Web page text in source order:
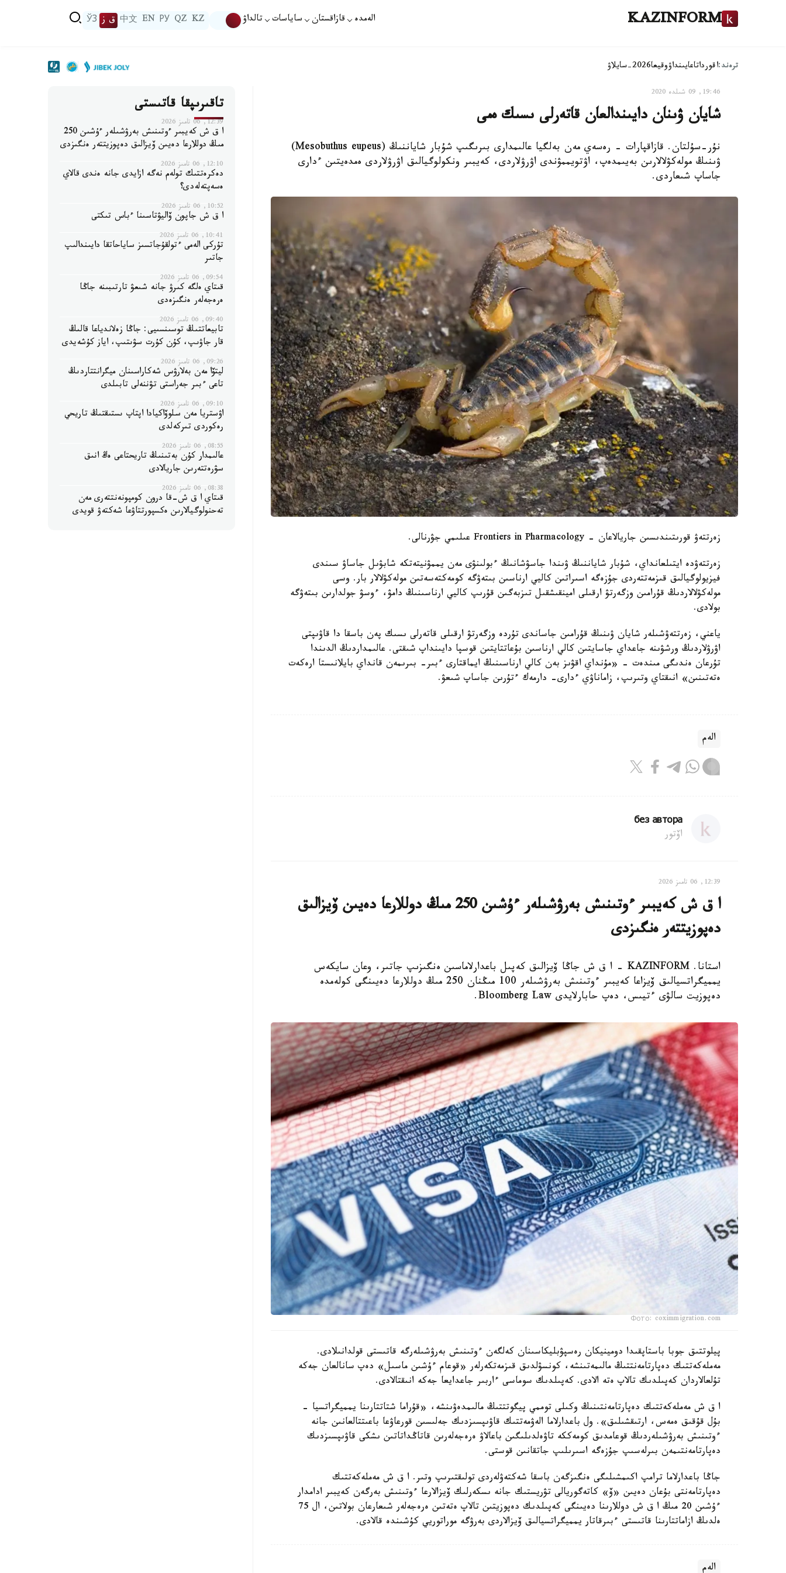
KAZINFORM الەمدە قازاقستان ساياسات تالداۋ KZ
QZ
РУ
EN
中文 ق ز ЎЗ
ترەند:اقورداتاعايىنداۋوقيعا2026-سايلاۋ
19:46, 09 شىلدە 2020
شايان ۋىنان دايىندالعان قاتەرلى ىسىك ەمى
نۇر-سۇلتان. قازاقپارات - رەسەي مەن بەلگيا عالىمدارى بىرىگىپ شۇبار شاياننىڭ (Mesobuthus eupeus)
ۋىنىڭ مولەكۋلالارىن بەيىمدەپ، اۋتويممۋندى اۋرۋلاردى، كەيبىر ونكولوگيالىق اۋرۋلاردى ەمدەيتىن ءدارى
جاساپ شىعاردى.
زەرتتەۋ قورىتىندىسىن جاريالاعان - Frontiers in Pharmacology عىلىمي جۋرنالى.
زەرتتەۋدە ايتىلعانداي، شۇبار شاياننىڭ ۋىندا جاسۋشانىڭ ءبولىنۋى مەن يممۋنيتەتكە شابۋىل جاساۋ سىندى
فيزيولوگيالىق قىزمەتتەردى جۇزەگە اسىراتىن كاليي ارناسىن بىتەۋگە كومەكتەسەتىن مولەكۋلالار بار. وسى
مولەكۋلالاردىڭ قۇرامىن وزگەرتۋ ارقىلى امينقىشقىل تىزبەگىن قۇرىپ كاليي ارناسىنىڭ دامۋ، ءوسۋ جولدارىن بىتەۋگە
بولادى.
ياعني، زەرتتەۋشىلەر شايان ۋىنىڭ قۇرامىن جاساندى تۇردە وزگەرتۋ ارقىلى قاتەرلى ىسىك پەن باسقا دا قاۋىپتى
اۋرۋلاردىڭ ورشۋىنە جاعداي جاسايتىن كالي ارناسىن بۇعاتتايتىن قوسپا دايىنداپ شىقتى. عالىمداردىڭ الدىندا
تۇرعان ەندىگى مىندەت - «مۇنداي اقۋىز بەن كالي ارناسىنىڭ ايماقتارى ءبىر- بىرىمەن قانداي بايلانىستا ارەكەت
ەتەتىنىن» انىقتاي وتىرىپ، زاماناۋي ءدارى- دارمەك ءتۇرىن جاساپ شىعۋ.
الەم
без автора
اۆتور
12:39, 06 تامىز 2026
ا ق ش كەيبىر ءوتىنىش بەرۋشىلەر ءۇشىن 250 مىڭ دوللارعا دەيىن ۆيزالىق
دەپوزيتتەر ەنگىزدى
استانا. KAZINFORM – ا ق ش جاڭا ۆيزالىق كەپىل باعدارلاماسىن ەنگىزىپ جاتىر، وعان سايكەس
يمميگراتسيالىق ۆيزاعا كەيبىر ءوتىنىش بەرۋشىلەر 100 مىڭنان 250 مىڭ دوللارعا دەيىنگى كولەمدە
دەپوزيت سالۋى ءتيىس، دەپ حابارلايدى Bloomberg Law.
Фото: coximmigration.com
پيلوتتىق جوبا باستاپقىدا دومينيكان رەسپۋبليكاسىنان كەلگەن ءوتىنىش بەرۋشىلەرگە قاتىستى قولدانىلادى.
مەملەكەتتىك دەپارتامەنتتىڭ مالىمەتىنشە، كونسۋلدىق قىزمەتكەرلەر «قوعام ءۇشىن ماسىل» دەپ سانالعان جەكە
تۇلعالاردان كەپىلدىك تالاپ ەتە الادى. كەپىلدىك سوماسى ءاربىر جاعدايعا جەكە انىقتالادى.
ا ق ش مەملەكەتتىك دەپارتامەنتىنىڭ وكىلى توممي پيگوتتتىڭ مالىمدەۋىنشە، «قۇراما شتاتتارىنا يمميگراتسيا -
بۇل قۇقىق ەمەس، ارتىقشىلىق». ول باعدارلاما الەۋمەتتىك قاۋىپسىزدىك جەلىسىن قورعاۋعا باعىتتالعانىن جانە
ءوتىنىش بەرۋشىلەردىڭ قوعامدىق كومەككە تاۋەلدىلىگىن باعالاۋ ەرەجەلەرىن قاتاڭداتاتىن ىشكى قاۋىپسىزدىك
دەپارتامەنتىمەن بىرلەسىپ جۇزەگە اسىرىلىپ جاتقانىن قوستى.
جاڭا باعدارلاما ترامپ اكىمشىلىگى ەنگىزگەن باسقا شەكتەۋلەردى تولىقتىرىپ وتىر. ا ق ش مەملەكەتتىك
دەپارتامەنتى بۇعان دەيىن «ۆ» كاتەگوريالى تۋريستىك جانە ىسكەرلىك ۆيزالارعا ءوتىنىش بەرگەن كەيبىر ادامدار
ءۇشىن 20 مىڭ ا ق ش دوللارىنا دەيىنگى كەپىلدىك دەپوزيتىن تالاپ ەتەتىن ەرەجەلەر شىعارعان بولاتىن، ال 75
ەلدىڭ ازاماتتارىنا قاتىستى ءبىرقاتار يمميگراتسيالىق ۆيزالاردى بەرۋگە موراتوريي كۇشىندە قالادى.
الەم
تاقىرىپقا قاتىستى
12:39, 06 تامىز 2026
ا ق ش كەيبىر ءوتىنىش بەرۋشىلەر ءۇشىن 250
مىڭ دوللارعا دەيىن ۆيزالىق دەپوزيتتەر ەنگىزدى
12:10, 06 تامىز 2026
دەكرەتتىك تولەم نەگە ازايدى جانە ەندى قالاي
ەسەپتەلەدى؟
10:52, 06 تامىز 2026
ا ق ش جاپون ۆاليۋتاسىنا ءباس تىكتى
10:41, 06 تامىز 2026
تۇركى الەمى ءتولقۇجاتسىز ساياحاتقا دايىندالىپ
جاتىر
09:54, 06 تامىز 2026
قىتاي ەلگە كىرۋ جانە شىعۋ تارتىبىنە جاڭا
ەرەجەلەر ەنگىزەدى
09:40, 06 تامىز 2026
تابيعاتتىڭ توسىنسىيى: جاڭا زەلاندياعا قالىڭ
قار جاۋىپ، كۇن كۇرت سۋىتىپ، اياز كۇشەيدى
09:26, 06 تامىز 2026
ليتۆا مەن بەلارۋس شەكاراسىنان ميگرانتتاردىڭ
تاعى ءبىر جەراستى تۋننەلى تابىلدى
09:10, 06 تامىز 2026
اۋستريا مەن سلوۆاكيادا اپتاپ ىستىقتىڭ تاريحي
رەكوردى تىركەلدى
08:55, 06 تامىز 2026
عالىمدار كۇن بەتىنىڭ تاريحتاعى ەڭ انىق
سۋرەتتەرىن جاريالادى
08:38, 06 تامىز 2026
قىتاي ا ق ش-قا درون كومپونەنتتەرى مەن
تەحنولوگيالارىن ەكسپورتتاۋعا شەكتەۋ قويدى